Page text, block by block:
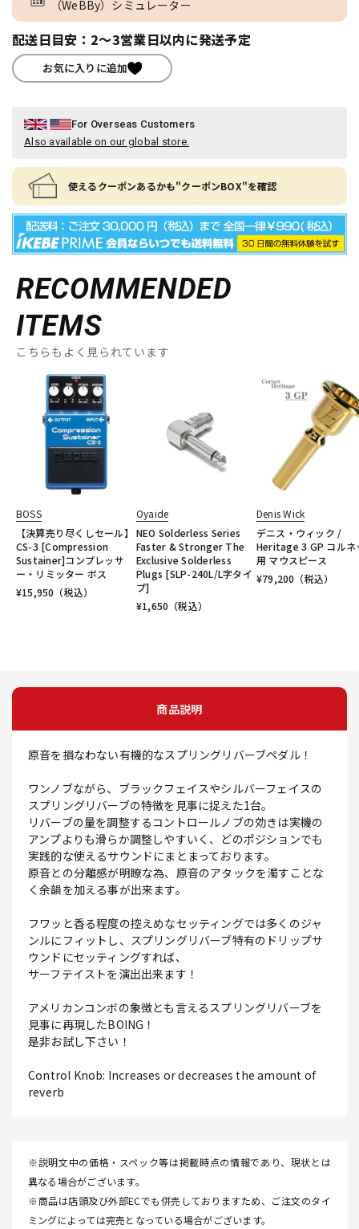
（WeBBy）シミュレーター
配送日目安：2～3営業日以内に発送予定
お気に入りに追加
For Overseas Customers
Also available on our global store.
使えるクーポンあるかも"クーポンBOX"を確認
RECOMMENDED
ITEMS
こちらもよく見られています
BOSS
【決算売り尽くしセール】
CS-3 [Compression
Sustainer]コンプレッサ
ー・リミッター ボス
¥15,950 （税込）
Oyaide
NEO Solderless Series
Faster & Stronger The
Exclusive Solderless
Plugs [SLP-240L/L字タイ
プ]
¥1,650 （税込）
Denis Wick
デニス・ウィック /
Heritage 3 GP コルネ
用 マウスピース
¥79,200 （税込）
商品説明
原音を損なわない有機的なスプリングリバーブペダル！
ワンノブながら、ブラックフェイスやシルバーフェイスの
スプリングリバーブの特徴を見事に捉えた1台。
リバーブの量を調整するコントロールノブの効きは実機の
アンプよりも滑らか調整しやすいく、どのポジションでも
実践的な使えるサウンドにまとまっております。
原音との分離感が明瞭な為、原音のアタックを濁すことな
く余韻を加える事が出来ます。
フワッと香る程度の控えめなセッティングでは多くのジャ
ンルにフィットし、スプリングリバーブ特有のドリップサ
ウンドにセッティングすれば、
サーフテイストを演出出来ます！
アメリカンコンボの象徴とも言えるスプリングリバーブを
見事に再現したBOING！
是非お試し下さい！
Control Knob: Increases or decreases the amount of
reverb
※説明文中の価格・スペック等は掲載時点の情報であり、現状とは
異なる場合がございます。
※商品は店頭及び外部ECでも併売しておりますため、ご注文のタイ
ミングによっては完売となっている場合がございます。